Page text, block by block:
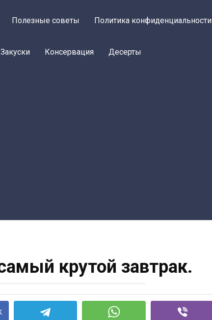
Полезные советы Политика конфиденциальности
Закуски Консервация Десерты
крутой завтрак.